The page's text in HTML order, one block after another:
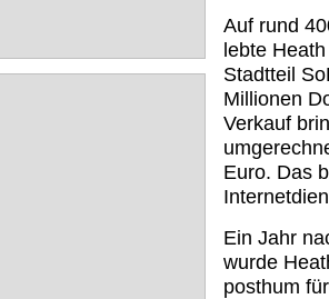
Auf rund
lebte
Stadtteil
Millionen
Verkauf
Euro. Das
Ein Jahr
wurde
posthum